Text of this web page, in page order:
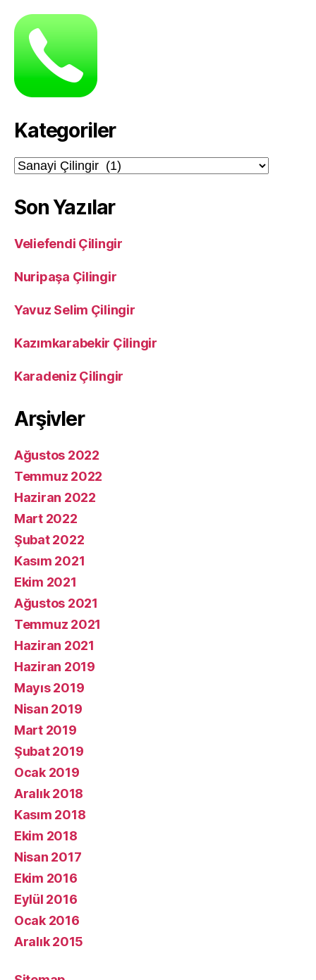
Kategoriler
Kategoriler
Son Yazılar
Veliefendi Çilingir
Nuripaşa Çilingir
Yavuz Selim Çilingir
Kazımkarabekir Çilingir
Karadeniz Çilingir
Arşivler
Ağustos 2022
Temmuz 2022
Haziran 2022
Mart 2022
Şubat 2022
Kasım 2021
Ekim 2021
Ağustos 2021
Temmuz 2021
Haziran 2021
Haziran 2019
Mayıs 2019
Nisan 2019
Mart 2019
Şubat 2019
Ocak 2019
Aralık 2018
Kasım 2018
Ekim 2018
Nisan 2017
Ekim 2016
Eylül 2016
Ocak 2016
Aralık 2015